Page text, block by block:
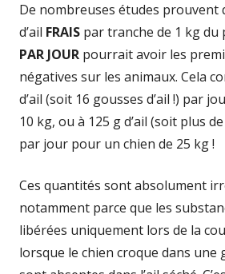
De nombreuses études prouvent
d’ail FRAIS par tranche de 1 kg du
PAR JOUR pourrait avoir les
négatives sur les animaux. Cela
d’ail (soit 16 gousses d’ail !) par
10 kg, ou à 125 g d’ail (soit plus
par jour pour un chien de 25 kg !
Ces quantités sont absolument
notamment parce que les
libérées uniquement lors de la
lorsque le chien croque dans une